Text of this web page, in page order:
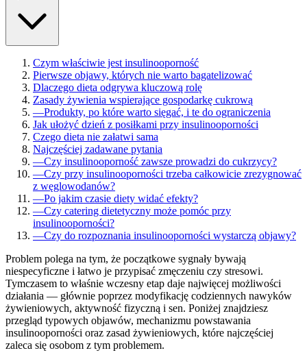
Czym właściwie jest insulinooporność
Pierwsze objawy, których nie warto bagatelizować
Dlaczego dieta odgrywa kluczową rolę
Zasady żywienia wspierające gospodarkę cukrową
—Produkty, po które warto sięgać, i te do ograniczenia
Jak ułożyć dzień z posiłkami przy insulinooporności
Czego dieta nie załatwi sama
Najczęściej zadawane pytania
—Czy insulinooporność zawsze prowadzi do cukrzycy?
—Czy przy insulinooporności trzeba całkowicie zrezygnować
z węglowodanów?
—Po jakim czasie diety widać efekty?
—Czy catering dietetyczny może pomóc przy
insulinooporności?
—Czy do rozpoznania insulinooporności wystarczą objawy?
Problem polega na tym, że początkowe sygnały bywają
niespecyficzne i łatwo je przypisać zmęczeniu czy stresowi.
Tymczasem to właśnie wczesny etap daje najwięcej możliwości
działania — głównie poprzez modyfikację codziennych nawyków
żywieniowych, aktywność fizyczną i sen. Poniżej znajdziesz
przegląd typowych objawów, mechanizmu powstawania
insulinooporności oraz zasad żywieniowych, które najczęściej
zaleca się osobom z tym problemem.